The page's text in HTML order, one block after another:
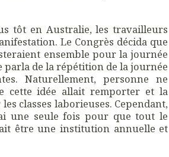
tôt en Australie, les travailleurs
Le Congrès décida que
ensemble pour la journée
parla de la répétition de la journée
Naturellement, personne ne
cette idée allait remporter et la
classes laborieuses. Cependant,
une seule fois pour que tout le
être une institution annuelle et